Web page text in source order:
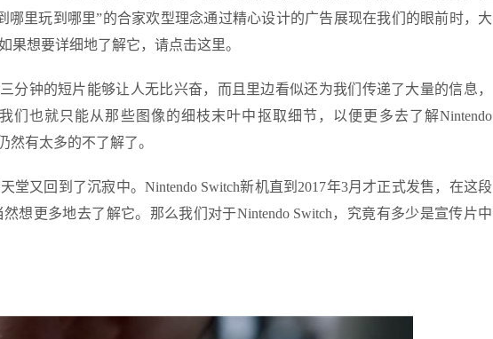
哪里玩到哪里”的合家欢型理念通过精心设计的广告展现在我们的眼前时，大
果想要详细地了解它，请点击这里。
分钟的短片能够让人无比兴奋，而且里边看似还为我们传递了大量的信息，
们也就只能从那些图像的细枝末叶中抠取细节，以便更多去了解Nintendo
然有太多的不了解了。
堂又回到了沉寂中。Nintendo Switch新机直到2017年3月才正式发售，在这段
想更多地去了解它。那么我们对于Nintendo Switch，究竟有多少是宣传片中